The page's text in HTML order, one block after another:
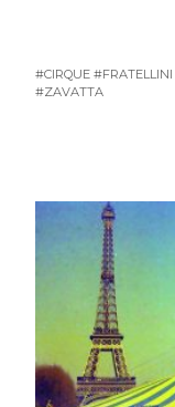
#CIRQUE #FRATELLINI
#ZAVATTA